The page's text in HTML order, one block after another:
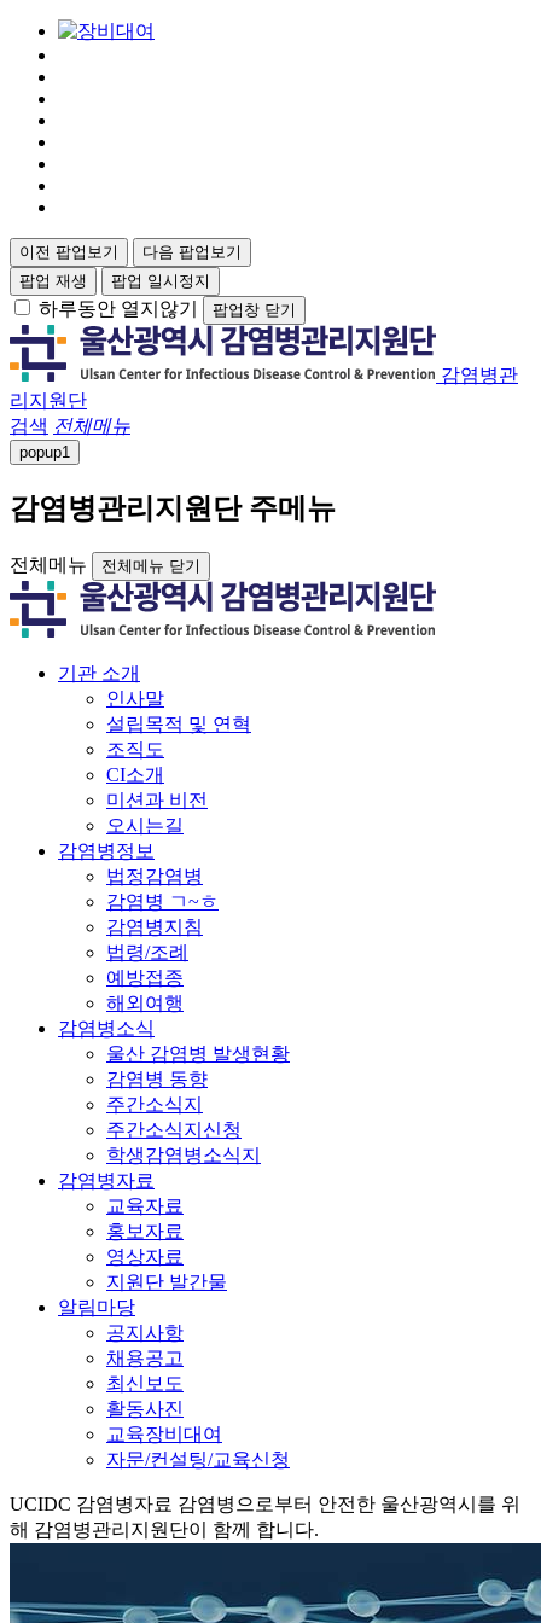
이전 팝업보기
다음 팝업보기
팝업 재생
팝업 일시정지
하루동안 열지않기 팝업창 닫기
감염병관
리지원단
검색 전체메뉴
popup1
감염병관리지원단 주메뉴
전체메뉴 전체메뉴 닫기
기관 소개
인사말
설립목적 및 연혁
조직도
CI소개
미션과 비전
오시는길
감염병정보
법정감염병
감염병 ㄱ~ㅎ
감염병지침
법령/조례
예방접종
해외여행
감염병소식
울산 감염병 발생현황
감염병 동향
주간소식지
주간소식지신청
학생감염병소식지
감염병자료
교육자료
홍보자료
영상자료
지원단 발간물
알림마당
공지사항
채용공고
최신보도
활동사진
교육장비대여
자문/컨설팅/교육신청
UCIDC 감염병자료 감염병으로부터 안전한 울산광역시를 위
해 감염병관리지원단이 함께 합니다.